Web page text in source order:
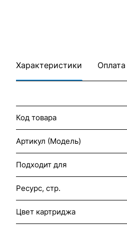
Характеристики Оплата
Код товара
Артикул (Модель)
Подходит для
Ресурс, стр.
Цвет картриджа